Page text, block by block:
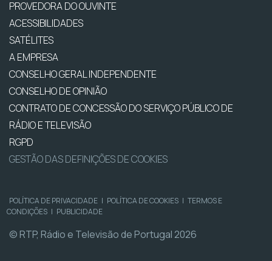
PROVEDORA DO OUVINTE
ACESSIBILIDADES
SATÉLITES
A EMPRESA
CONSELHO GERAL INDEPENDENTE
CONSELHO DE OPINIÃO
CONTRATO DE CONCESSÃO DO SERVIÇO PÚBLICO DE
RÁDIO E TELEVISÃO
RGPD
GESTÃO DAS DEFINIÇÕES DE COOKIES
POLÍTICA DE PRIVACIDADE | POLÍTICA DE COOKIES | TERMOS E
CONDIÇÕES | PUBLICIDADE
© RTP, Rádio e Televisão de Portugal 2026